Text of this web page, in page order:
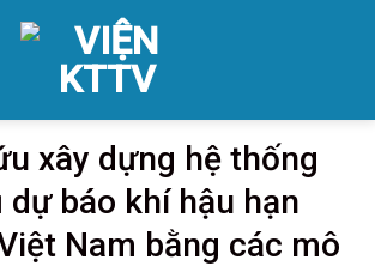
xây dựng hệ thống
dự báo khí hậu hạn
Nam bằng các mô